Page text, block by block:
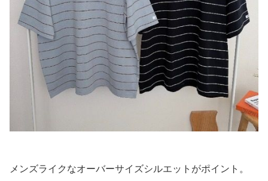
メンズライクなオーバーサイズシルエットがポイント。